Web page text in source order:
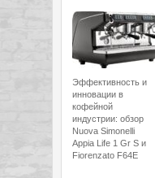
Эффективность и
инновации в
кофейной
индустрии: обзор
Nuova Simonelli
Appia Life 1 Gr S и
Fiorenzato F64E